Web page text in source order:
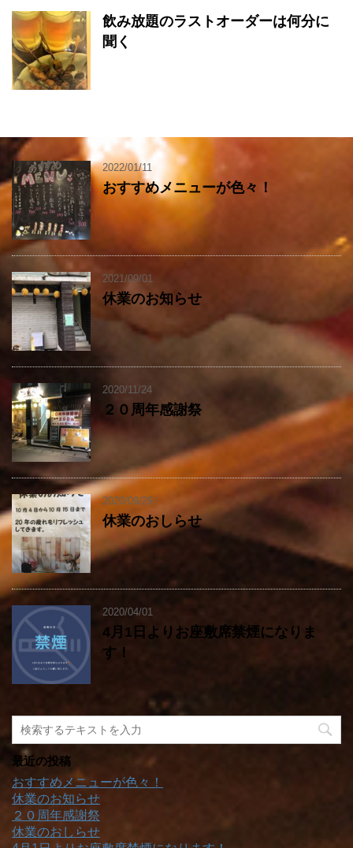
飲み放題のラストオーダーは何分に
聞く
2022/01/11
おすすめメニューが色々！
2021/09/01
休業のお知らせ
2020/11/24
２０周年感謝祭
2020/09/29
休業のおしらせ
2020/04/01
4月1日よりお座敷席禁煙になりま
す！
最近の投稿
おすすめメニューが色々！
休業のお知らせ
２０周年感謝祭
休業のおしらせ